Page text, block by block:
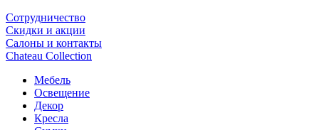
Сотрудничество
Скидки и акции
Салоны и контакты
Chateau Collection
Мебель
Освещение
Декор
Кресла